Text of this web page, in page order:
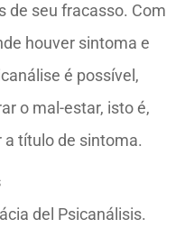
de seu fracasso. Com
houver sintoma e
é possível,
o mal-estar, isto é,
a título de sintoma.
del Psicanálisis.